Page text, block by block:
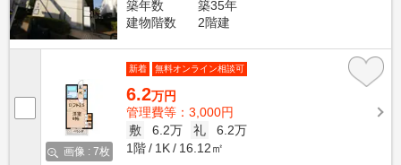
築年数
築35年
建物階数
2階建
画像 : 7枚
新着 無料オンライン相談可
6.2万円
管理費等：3,000円
敷
6.2万 礼
6.2万
1階
1K 16.12㎡